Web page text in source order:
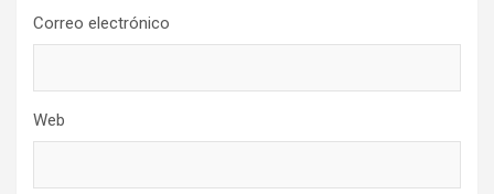
Correo electrónico
Web